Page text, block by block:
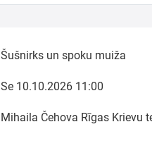
Šušnirks un spoku muiža
Se 10.10.2026 11:00
Mihaila Čehova Rīgas Krievu